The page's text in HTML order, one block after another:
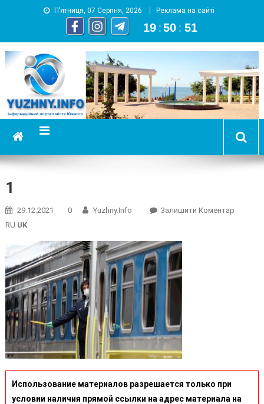
П’ятниця, 07 Серпня, 2026 Реклама на сайті
19 :50 : 52
YUZHNY.INFO
информационный портал города Южный
1
29.12.2021 0 Yuzhny.info Залишити КоментарOn
RU UK
Использование материалов разрешается только при
условии наличия прямой ссылки на адрес материала на